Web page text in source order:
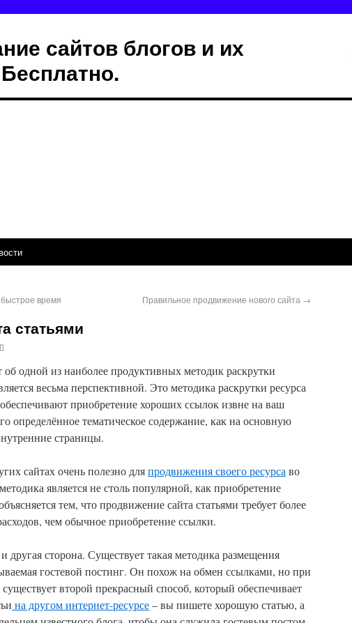
сайтов блогов и их
время Правильное продвижение нового сайта →
статьями
об одной из наиболее продуктивных методик раскрутки
весьма перспективной. Это методика раскрутки ресурса
приобретение хороших ссылок извне на ваш
определённое тематическое содержание, как на основную
страницы.
сайтах очень полезно дляпродвижения своего ресурса во
является не столь популярной, как приобретение
тем, что продвижение сайта статьями требует более
чем обычное приобретение ссылки.
другая сторона. Существует такая методика размещения
гостевой постинг. Он похож на обмен ссылками, но при
второй прекрасный способ, который обеспечивает
на другом интернет-ресурсе– вы пишете хорошую статью, а